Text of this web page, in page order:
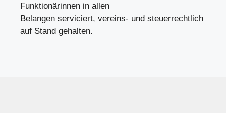
Funktionärinnen in allen
Belangen serviciert, vereins- und steuerrechtlich
auf Stand gehalten.